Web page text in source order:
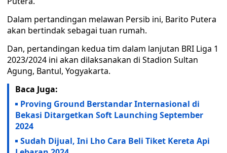
Dalam pertandingan melawan Persib ini, Barito Putera
akan bertindak sebagai tuan rumah.
Dan, pertandingan kedua tim dalam lanjutan BRI Liga 1
2023/2024 ini akan dilaksanakan di Stadion Sultan
Agung, Bantul, Yogyakarta.
Baca Juga:
Proving Ground Berstandar Internasional di
Bekasi Ditargetkan Soft Launching September
2024
Sudah Dijual, Ini Lho Cara Beli Tiket Kereta Api